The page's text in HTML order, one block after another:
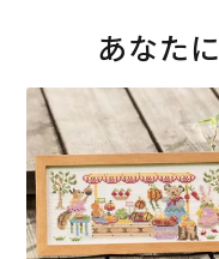
あなた